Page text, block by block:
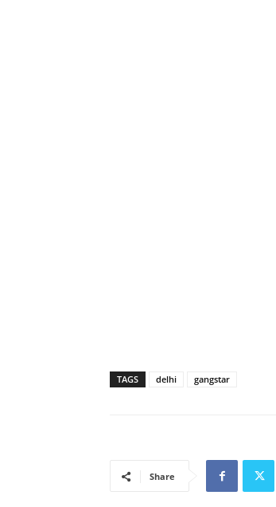
TAGS delhi gangstar
Share